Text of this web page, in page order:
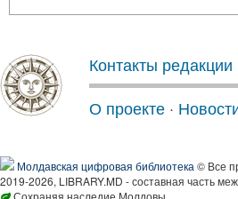
Контакты редакции
О проекте ·
Молдавская цифровая библиотека © Все
2019-2026, LIBRARY.MD - составная часть
Сохраняя наследие Молдовы